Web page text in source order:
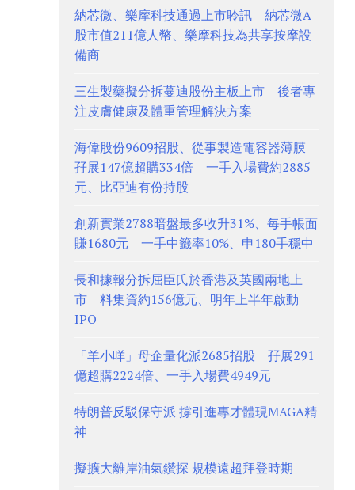
納芯微、樂摩科技通過上市聆訊 納芯微A
股市值211億人幣、樂摩科技為共享按摩設
備商
三生製藥擬分拆蔓迪股份主板上市 後者專
注皮膚健康及體重管理解決方案
海偉股份9609招股、從事製造電容器薄膜
孖展147億超購334倍 一手入場費約2885
元、比亞迪有份持股
創新實業2788暗盤最多收升31%、每手帳面
賺1680元 一手中籤率10%、申180手穩中
長和據報分拆屈臣氏於香港及英國兩地上
市 料集資約156億元、明年上半年啟動
IPO
「羊小咩」母企量化派2685招股 孖展291
億超購2224倍、一手入場費4949元
特朗普反駁保守派 撐引進專才體現MAGA精
神
擬擴大離岸油氣鑽探 規模遠超拜登時期